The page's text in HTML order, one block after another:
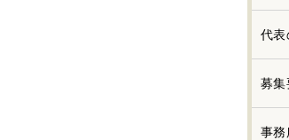
代表
募集
事務